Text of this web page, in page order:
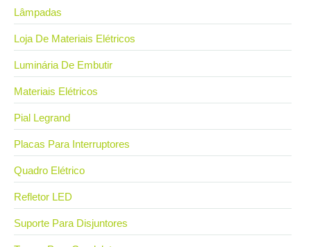
Lâmpadas
Loja De Materiais Elétricos
Luminária De Embutir
Materiais Elétricos
Pial Legrand
Placas Para Interruptores
Quadro Elétrico
Refletor LED
Suporte Para Disjuntores